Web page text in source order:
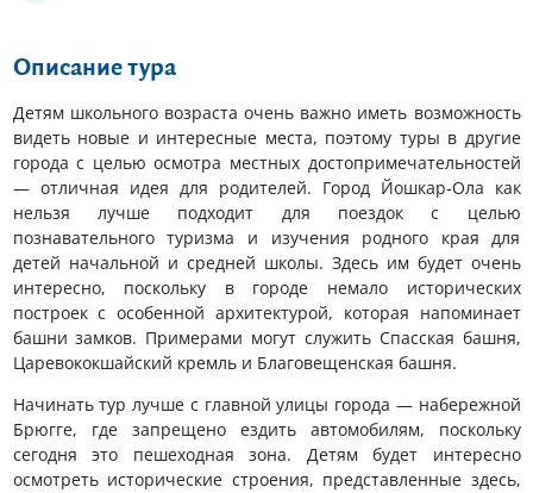
Описание тура
Детям школьного возраста очень важно иметь возможность
видеть новые и интересные места, поэтому туры в другие
города с целью осмотра местных достопримечательностей
— отличная идея для родителей. Город Йошкар-Ола как
нельзя лучше подходит для поездок с целью
познавательного туризма и изучения родного края для
детей начальной и средней школы. Здесь им будет очень
интересно, поскольку в городе немало исторических
построек с особенной архитектурой, которая напоминает
башни замков. Примерами могут служить Спасская башня,
Царевококшайский кремль и Благовещенская башня.
Начинать тур лучше с главной улицы города — набережной
Брюгге, где запрещено ездить автомобилям, поскольку
сегодня это пешеходная зона. Детям будет интересно
осмотреть исторические строения, представленные здесь,